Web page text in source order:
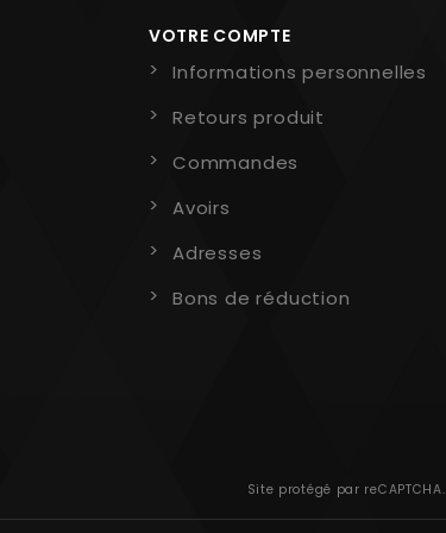
VOTRE COMPTE
Informations personnelles
Retours produit
Commandes
Avoirs
Adresses
Bons de réduction
Site protégé par reCAPTCHA.